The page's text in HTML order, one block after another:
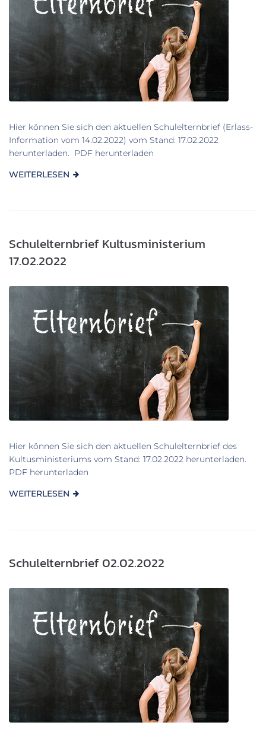
Hier können Sie sich den aktuellen Schulelternbrief (Erlass-
Information vom 14.02.2022) vom Stand: 17.02.2022
herunterladen. PDF herunterladen
WEITERLESEN
Schulelternbrief Kultusministerium
17.02.2022
Hier können Sie sich den aktuellen Schulelternbrief des
Kultusministeriums vom Stand: 17.02.2022 herunterladen.
PDF herunterladen
WEITERLESEN
Schulelternbrief 02.02.2022